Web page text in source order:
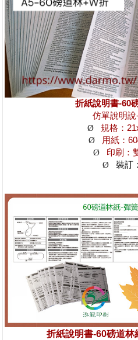
折紙說明書-60
仿單說明
Ø規格：
Ø 用紙：
Ø 印刷：
Ø裝訂：
折紙說明書-60磅道林